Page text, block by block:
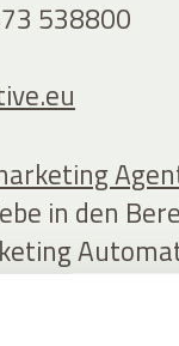
538800
in den